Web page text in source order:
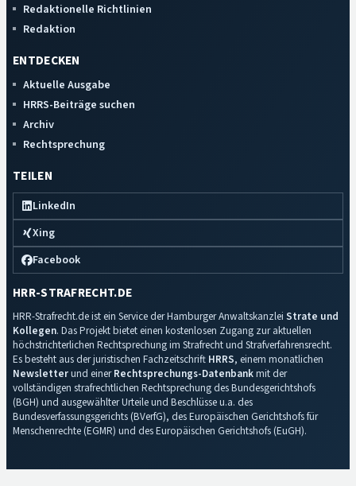
Redaktionelle Richtlinien
Redaktion
ENTDECKEN
Aktuelle Ausgabe
HRRS-Beiträge suchen
Archiv
Rechtsprechung
TEILEN
LinkedIn
Xing
Facebook
HRR-STRAFRECHT.DE
HRR-Strafrecht.de ist ein Service der Hamburger Anwaltskanzlei Strate und
Kollegen. Das Projekt bietet einen kostenlosen Zugang zur aktuellen
höchstrichterlichen Rechtsprechung im Strafrecht und Strafverfahrensrecht.
Es besteht aus der juristischen Fachzeitschrift HRRS, einem monatlichen
Newsletterund einerRechtsprechungs-Datenbankmit der
vollständigen strafrechtlichen Rechtsprechung des Bundesgerichtshofs
(BGH) und ausgewählter Urteile und Beschlüsse u.a. des
Bundesverfassungsgerichts (BVerfG), des Europäischen Gerichtshofs für
Menschenrechte (EGMR) und des Europäischen Gerichtshofs (EuGH).